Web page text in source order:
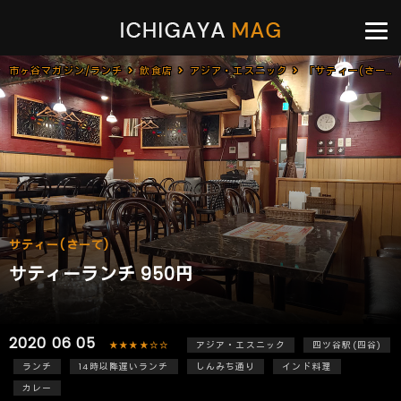
市ヶ谷マガジン/ランチ 飲食店 アジア・エスニック 「サティー(さーて)」で「サティーランチ(950円)」[四ツ谷]
サティー(さーて)
サティーランチ 950円
2020 06 05 ★★★★☆☆ アジア・エスニック
四ツ谷駅(四谷)
ランチ
14時以降遅いランチ しんみち通り
インド料理
カレー